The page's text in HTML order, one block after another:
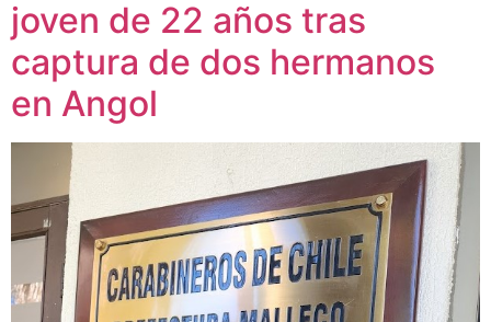
joven de 22 años tras
captura de dos hermanos
en Angol